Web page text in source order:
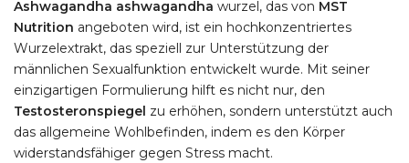
Ashwagandha ashwagandha wurzel, das von MST
Nutrition angeboten wird, ist ein hochkonzentriertes
Wurzelextrakt, das speziell zur Unterstützung der
männlichen Sexualfunktion entwickelt wurde. Mit seiner
einzigartigen Formulierung hilft es nicht nur, den
Testosteronspiegel zu erhöhen, sondern unterstützt auch
das allgemeine Wohlbefinden, indem es den Körper
widerstandsfähiger gegen Stress macht.